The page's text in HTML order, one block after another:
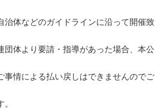
体などのガイドラインに沿って開催致
体より要請・指導があった場合、本公
情による払い戻しはできませんのでご